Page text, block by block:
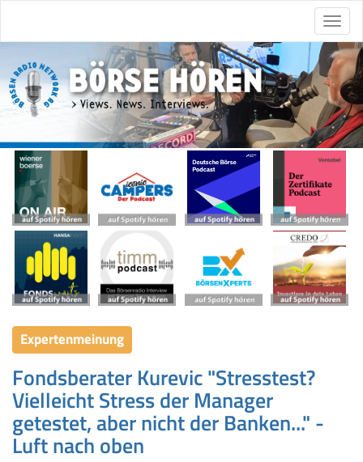
Expertenmeinung
Fondsberater Kurevic "Stresstest?
Vielleicht Stress der Manager
getestet, aber nicht der Banken..." -
Luft nach oben